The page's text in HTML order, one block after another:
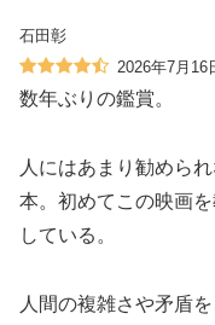
石田彰
2026年7月16
数年ぶりの鑑賞。
人にはあまり勧めら
本。初めてこの映画
している。
人間の複雑さや矛盾